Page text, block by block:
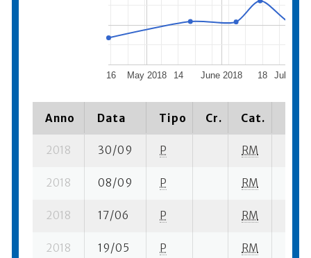
May 2018 June 2018 July
16 14 18
Anno Data Tipo Cr. Cat.
2018 30/09 P RM
2018 08/09 P RM
2018 17/06 P RM
2018 19/05 P RM